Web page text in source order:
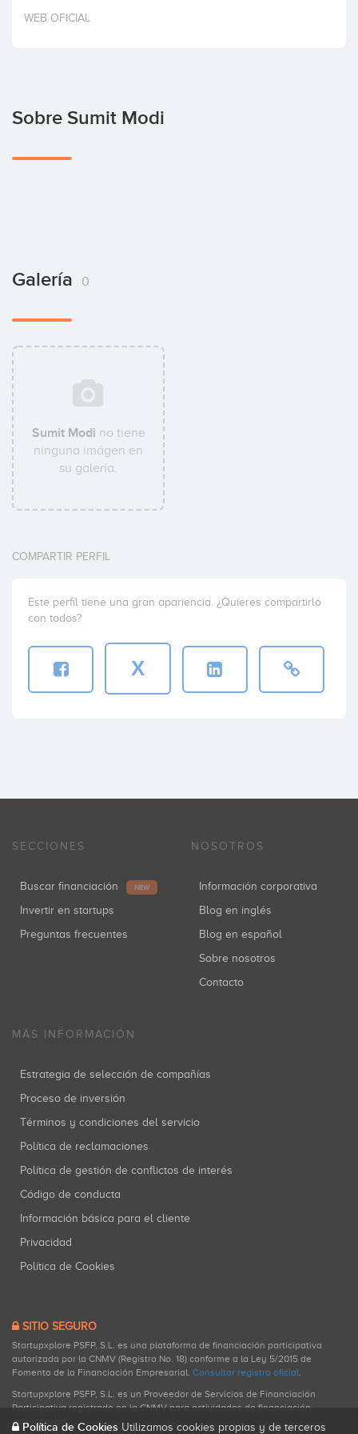
Invertir
WEB OFICIAL
Sobre Sumit Modi
Galería 0
Sumit Modi no tiene
ninguna imágen en
su galería.
COMPARTIR PERFIL
Este perfil tiene una gran apariencia. ¿Quieres compartirlo
con todos?
X
SECCIONES
Buscar financiación NEW
Invertir en startups
Preguntas frecuentes
NOSOTROS
Información corporativa
Blog en inglés
Blog en español
Sobre nosotros
Contacto
MÁS INFORMACIÓN
Estrategia de selección de compañías
Proceso de inversión
Términos y condiciones del servicio
Política de reclamaciones
Política de gestión de conflictos de interés
Código de conducta
Información básica para el cliente
Privacidad
Política de Cookies
SITIO SEGURO
Startupxplore PSFP, S.L. es una plataforma de financiación participativa
autorizada por la CNMV (Registro No. 18) conforme a la Ley 5/2015 de
Fomento de la Financiación Empresarial. Consultar registro oficial.
Startupxplore PSFP, S.L. es un Proveedor de Servicios de Financiación
Participativa registrado en la CNMV para actividades de financiación
participativa.
Política de Cookies Utilizamos cookies propias y de terceros